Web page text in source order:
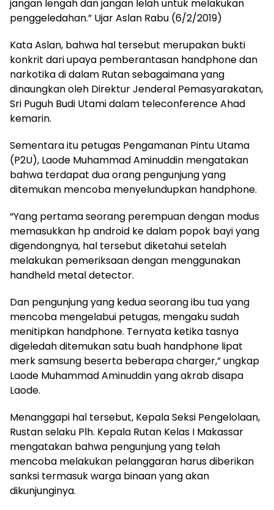
jangan lengah dan jangan lelah untuk melakukan
penggeledahan.” Ujar Aslan Rabu (6/2/2019)
Kata Aslan, bahwa hal tersebut merupakan bukti
konkrit dari upaya pemberantasan handphone dan
narkotika di dalam Rutan sebagaimana yang
dinaungkan oleh Direktur Jenderal Pemasyarakatan,
Sri Puguh Budi Utami dalam teleconference Ahad
kemarin.
Sementara itu petugas Pengamanan Pintu Utama
(P2U), Laode Muhammad Aminuddin mengatakan
bahwa terdapat dua orang pengunjung yang
ditemukan mencoba menyelundupkan handphone.
“Yang pertama seorang perempuan dengan modus
memasukkan hp android ke dalam popok bayi yang
digendongnya, hal tersebut diketahui setelah
melakukan pemeriksaan dengan menggunakan
handheld metal detector.
Dan pengunjung yang kedua seorang ibu tua yang
mencoba mengelabui petugas, mengaku sudah
menitipkan handphone. Ternyata ketika tasnya
digeledah ditemukan satu buah handphone lipat
merk samsung beserta beberapa charger,” ungkap
Laode Muhammad Aminuddin yang akrab disapa
Laode.
Menanggapi hal tersebut, Kepala Seksi Pengelolaan,
Rustan selaku Plh. Kepala Rutan Kelas I Makassar
mengatakan bahwa pengunjung yang telah
mencoba melakukan pelanggaran harus diberikan
sanksi termasuk warga binaan yang akan
dikunjunginya.